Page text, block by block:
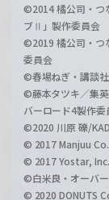
©2014 橘公司・つ
ブⅡ」製作委員会
©2019 橘公司・つ
委員会
©春場ねぎ・講談
©藤本タツキ／集
バーロード4製作委
©2020 川原 礫/
© 2017 Manjuu
© 2017 Yostar,
©白米良・オーバ
© 2020 DONUTS